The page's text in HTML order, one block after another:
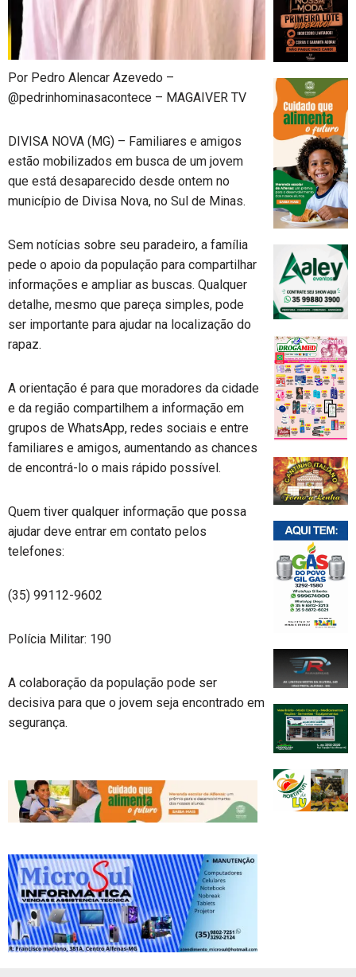
Por Pedro Alencar Azevedo –
@pedrinhominasacontece – MAGAIVER TV
DIVISA NOVA (MG) – Familiares e amigos
estão mobilizados em busca de um jovem
que está desaparecido desde ontem no
município de Divisa Nova, no Sul de Minas.
Sem notícias sobre seu paradeiro, a família
pede o apoio da população para compartilhar
informações e ampliar as buscas. Qualquer
detalhe, mesmo que pareça simples, pode
ser importante para ajudar na localização do
rapaz.
A orientação é para que moradores da cidade
e da região compartilhem a informação em
grupos de WhatsApp, redes sociais e entre
familiares e amigos, aumentando as chances
de encontrá-lo o mais rápido possível.
Quem tiver qualquer informação que possa
ajudar deve entrar em contato pelos
telefones:
(35) 99112-9602
Polícia Militar: 190
A colaboração da população pode ser
decisiva para que o jovem seja encontrado em
segurança.